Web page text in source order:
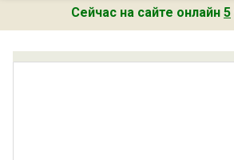
Сейчас на сайте онлайн 5